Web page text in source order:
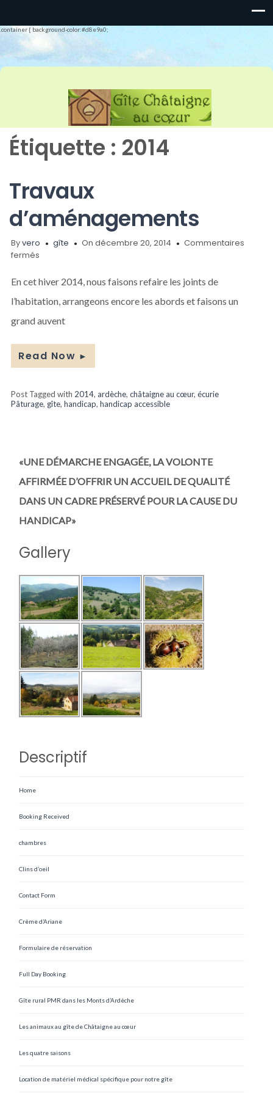
.container { background-color:#d8e9a0;
Étiquette : 2014
Travaux
d’aménagements
Byvero gîte On décembre 20, 2014
Commentaires
fermés
d’aménagements
En cet hiver 2014, nous faisons refaire les joints de
l’habitation, arrangeons encore les abords et faisons un
grand auvent
Read Now ►
Post Tagged with 2014,ardèche,châtaigne au cœur,écurie
Pâturage, gîte,handicap,handicap accessible
«UNE DÉMARCHE ENGAGÉE, LA VOLONTE
AFFIRMÉE D’OFFRIR UN ACCUEIL DE QUALITÉ
DANS UN CADRE PRÉSERVÉ POUR LA CAUSE DU
HANDICAP»
Gallery
Descriptif
Home
Booking Received
chambres
Clins d’oeil
Contact Form
Crème d’Ariane
Formulaire de réservation
Full Day Booking
Gîte rural PMR dans les Monts d’Ardèche
Les animaux au gîte de Châtaigne au cœur
Les quatre saisons
Location de matériel médical spécifique pour notre gîte